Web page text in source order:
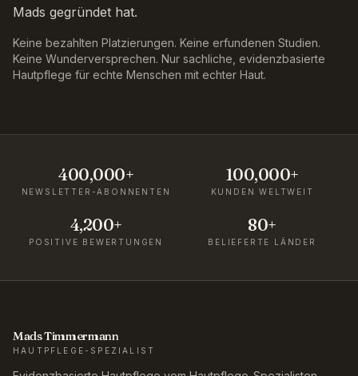
Mads gegründet hat.
Keine bezahlten Platzierungen. Keine erfundenen Studien.
Keine Wunderversprechen. Nur sachliche, evidenzbasierte
Hautpflege für echte Menschen mit echter Haut.
400,000+
NEWSLETTER-ABONNENTEN
100,000+
KUNDEN WELTWEIT
4,200+
POSITIVE BEWERTUNGEN
80+
BELIEFERTE LÄNDER
Mads Timmermann
HAUTPFLEGE-SPEZIALIST